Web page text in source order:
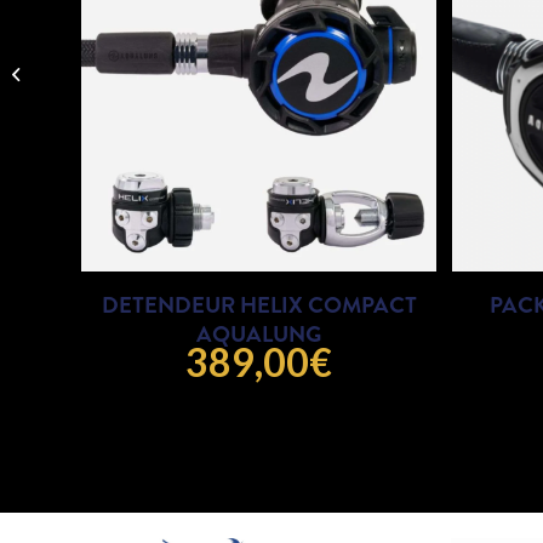
DETENDEUR HELIX COMPACT
AQUALUNG
389,00€
Gilet PRO HD
COMPACT